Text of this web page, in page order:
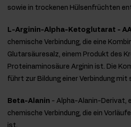
sowie in trockenen Hülsenfrüchten
L-Arginin-Alpha-Ketoglutarat -
chemische Verbindung, die eine
Glutarsäuresalz, einem Produkt des
Proteinaminosäure Arginin ist. Die
führt zur Bildung einer Verbindung mit
Beta-Alanin - Alpha-Alanin-Derivat,
chemische Verbindung, die ein